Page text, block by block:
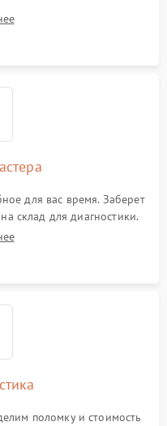
для вас время. Заберет
склад для диагностики.
поломку и стоимость